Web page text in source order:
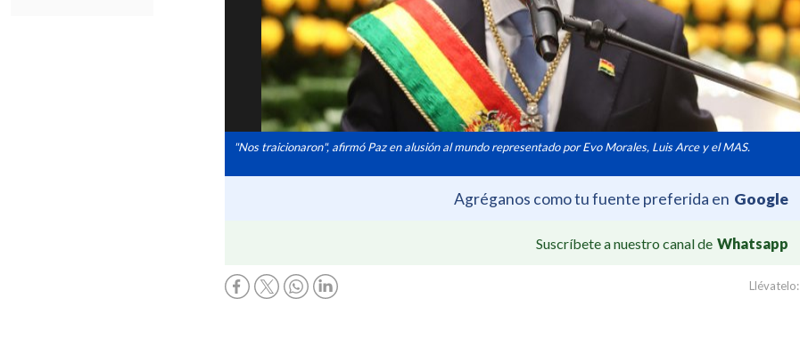
"Nos traicionaron", afirmó Paz en alusión al mundo representado por Evo Morales, Luis Arce y el MAS.
Agréganos como tu fuente preferida en Google
Suscríbete a nuestro canal de Whatsapp
Llévatelo: